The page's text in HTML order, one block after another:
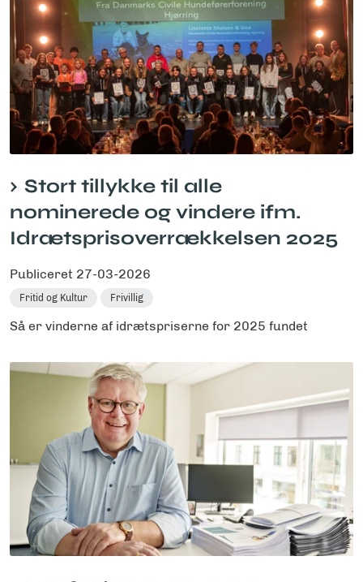
Stort tillykke til alle
nominerede og vindere ifm.
Idrætsprisoverrækkelsen 2025
Publiceret 27-03-2026
Fritid og Kultur Frivillig
Så er vinderne af idrætspriserne for 2025 fundet